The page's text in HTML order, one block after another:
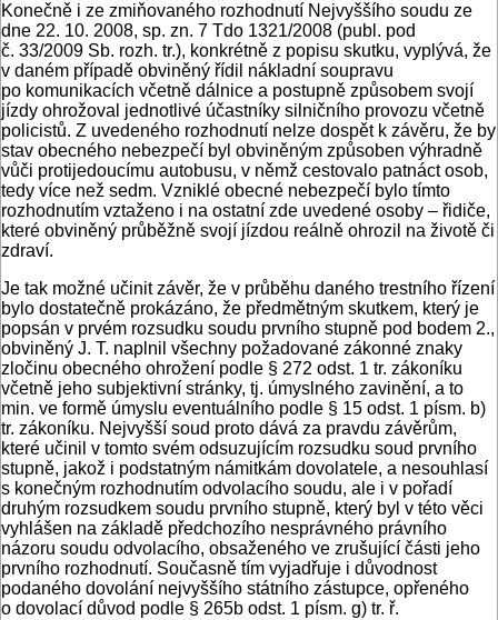
Konečně i ze zmiňovaného rozhodnutí Nejvyššího soudu ze
dne 22. 10. 2008, sp. zn. 7 Tdo 1321/2008 (publ. pod
č. 33/2009 Sb. rozh. tr.), konkrétně z popisu skutku, vyplývá, že
v daném případě obviněný řídil nákladní soupravu
po komunikacích včetně dálnice a postupně způsobem svojí
jízdy ohrožoval jednotlivé účastníky silničního provozu včetně
policistů. Z uvedeného rozhodnutí nelze dospět k závěru, že by
stav obecného nebezpečí byl obviněným způsoben výhradně
vůči protijedoucímu autobusu, v němž cestovalo patnáct osob,
tedy více než sedm. Vzniklé obecné nebezpečí bylo tímto
rozhodnutím vztaženo i na ostatní zde uvedené osoby – řidiče,
které obviněný průběžně svojí jízdou reálně ohrozil na životě či
zdraví.
Je tak možné učinit závěr, že v průběhu daného trestního řízení
bylo dostatečně prokázáno, že předmětným skutkem, který je
popsán v prvém rozsudku soudu prvního stupně pod bodem 2.,
obviněný J. T. naplnil všechny požadované zákonné znaky
zločinu obecného ohrožení podle § 272 odst. 1 tr. zákoníku
včetně jeho subjektivní stránky, tj. úmyslného zavinění, a to
min. ve formě úmyslu eventuálního podle § 15 odst. 1 písm. b)
tr. zákoníku. Nejvyšší soud proto dává za pravdu závěrům,
které učinil v tomto svém odsuzujícím rozsudku soud prvního
stupně, jakož i podstatným námitkám dovolatele, a nesouhlasí
s konečným rozhodnutím odvolacího soudu, ale i v pořadí
druhým rozsudkem soudu prvního stupně, který byl v této věci
vyhlášen na základě předchozího nesprávného právního
názoru soudu odvolacího, obsaženého ve zrušující části jeho
prvního rozhodnutí. Současně tím vyjadřuje i důvodnost
podaného dovolání nejvyššího státního zástupce, opřeného
o dovolací důvod podle § 265b odst. 1 písm. g) tr. ř.